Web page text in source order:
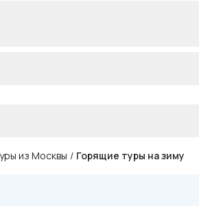
из Москвы / Горящие туры на зиму